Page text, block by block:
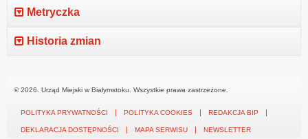
Metryczka
Historia zmian
© 2026. Urząd Miejski w Białymstoku. Wszystkie prawa zastrzeżone.
POLITYKA PRYWATNOŚCI POLITYKA COOKIES REDAKCJA BIP
DEKLARACJA DOSTĘPNOŚCI MAPA SERWISU NEWSLETTER